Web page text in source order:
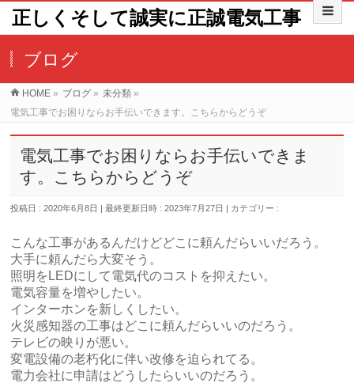
正しくそして誠実に正誠電気工事
ブログ
HOME » ブログ » 未分類 »
電気工事でお困りならお手伝いできます。こちらからどうぞ
電気工事でお困りならお手伝いできま
す。こちらからどうぞ
投稿日 : 2020年6月8日 最終更新日時 : 2023年7月27日 カテゴリー :
こんな工事があるんだけどどこに頼んだらいいだろう。
大手に頼んだら大変そう。
照明をLEDにして電気代のコストを抑えたい。
電気容量を増やしたい。
インターホンを新しくしたい。
火災感知器の工事はどこに頼んだらいいのだろう。
テレビの映りが悪い。
変電設備の老朽化に伴い改修を迫られてる。
電力会社に申請はどうしたらいいのだろう。